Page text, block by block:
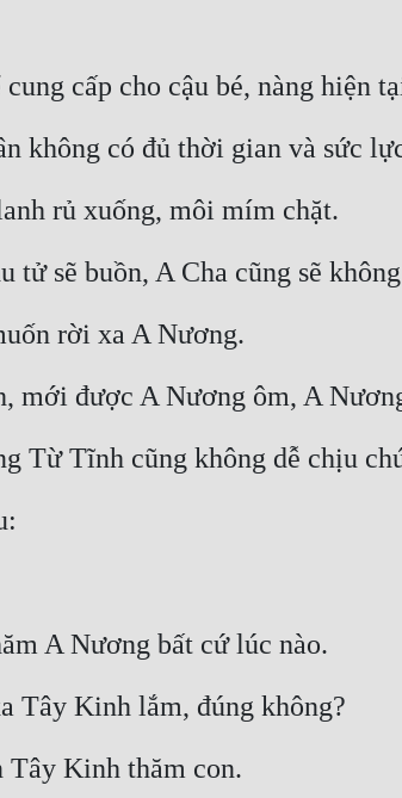
cấp cho cậu bé, nàng hiện
không có đủ thời gian và sức
rủ xuống, môi mím chặt.
tử sẽ buồn, A Cha cũng sẽ
rời xa A Nương.
mới được A Nương ôm, A
Từ Tĩnh cũng không dễ chịu
A Nương bất cứ lúc nào.
Tây Kinh lắm, đúng không?
Tây Kinh thăm con.